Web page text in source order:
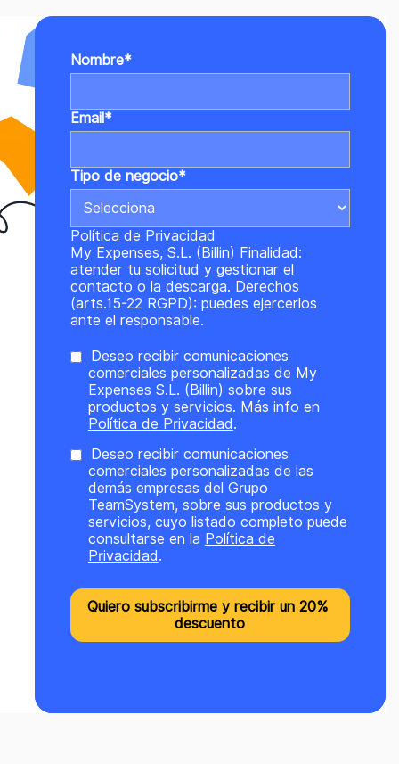
Nombre*
Email *
Tipo de negocio*
Política de Privacidad
My Expenses, S.L. (Billin) Finalidad:
atender tu solicitud y gestionar el
contacto o la descarga. Derechos
(arts.15-22 RGPD): puedes ejercerlos
ante el responsable.
Deseo recibir comunicaciones
comerciales personalizadas de My
Expenses S.L. (Billin) sobre sus
productos y servicios. Más info en
Política de Privacidad.
Deseo recibir comunicaciones
comerciales personalizadas de las
demás empresas del Grupo
TeamSystem, sobre sus productos y
servicios, cuyo listado completo puede
consultarse en la Política de
Privacidad.